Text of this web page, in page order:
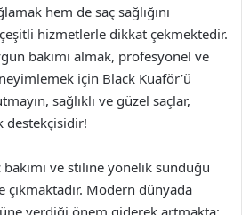
hem de saç sağlığını
hizmetlerle dikkat çekmektedir.
bakımı almak, profesyonel ve
için Black Kuaför’ü
sağlıklı ve güzel saçlar,
destekçisidir!
ve stiline yönelik sunduğu
Modern dünyada
verdiği önem giderek artmakta;